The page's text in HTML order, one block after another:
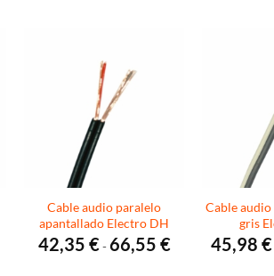
Cable audio paralelo
apantallado Electro DH
42,35 € - 66,55 €Rango
de
Cable
gris
45,98 €